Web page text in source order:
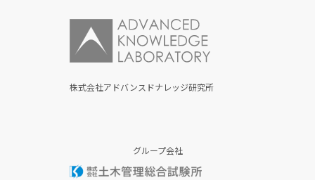
株式会社アドバンスドナレッジ研究所
グループ会社